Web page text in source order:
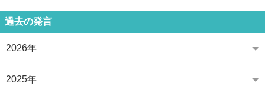
過去の発言
2026年
2025年